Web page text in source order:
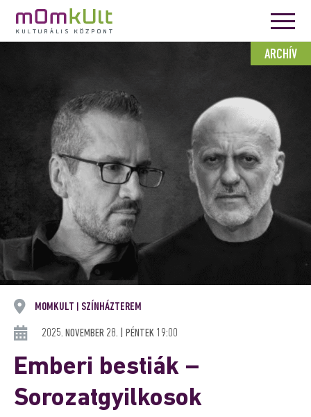
ARCHÍV
MOMKULT SZÍNHÁZTEREM
2025. NOVEMBER 28. | PÉNTEK 19:00
Emberi bestiák –
Sorozatgyilkosok